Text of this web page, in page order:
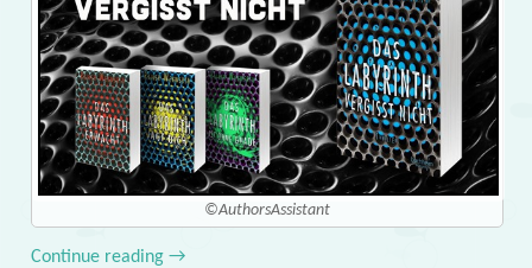
©AuthorsAssistant
Continue reading →